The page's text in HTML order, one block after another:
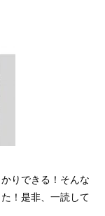
りできる！そんな
！是非、一読して